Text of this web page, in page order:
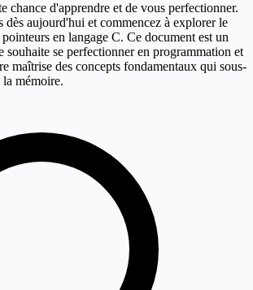
chance d'apprendre et de vous perfectionner.
dès aujourd'hui et commencez à explorer le
en langage C. Ce document est un
souhaite se perfectionner en programmation et
maîtrise des concepts fondamentaux qui sous-
la mémoire.